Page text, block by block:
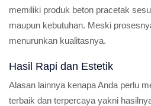
memiliki produk beton pracetak
maupun kebutuhan. Meski
menurunkan kualitasnya.
Hasil Rapi dan Estetik
Alasan lainnya kenapa Anda perlu
terbaik dan terpercaya yakni